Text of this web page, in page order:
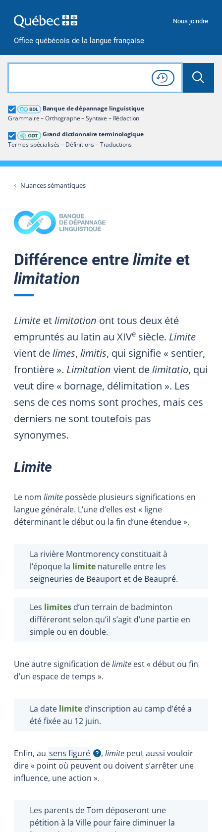
Office québécois de la langue française
Nous joindre
Rechercher dans tout le site
Lancer
Consulter l'
Historique
de recherche
Banque de dépannage linguistique
Grammaire – Orthographe – Syntaxe – Rédaction
Grand dictionnaire terminologique
Termes spécialisés – Définitions – Traductions
Grand dictionnaire terminologique
Restreindre aux termes
Nuances sémantiques
Différence entre limite et
limitation
Limite etlimitation ont tous deux été
empruntés au latin au XIVe siècle. Limite
vient delimes, limitis, qui signifie « sentier,
frontière ». Limitation vient delimitatio, qui
veut dire « bornage, délimitation ». Les
sens de ces noms sont proches, mais ces
derniers ne sont toutefois pas
synonymes.
Limite
Le nom limite possède plusieurs significations en
langue générale. L’une d’elles est « ligne
déterminant le début ou la fin d’une étendue ».
La rivière Montmorency constituait à
l’époque la limite naturelle entre les
seigneuries de Beauport et de Beaupré.
Les limites d’un terrain de badminton
différeront selon qu’il s’agit d’une partie en
simple ou en double.
Une autre signification delimite est « début ou fin
d’un espace de temps ».
La date limite d’inscription au camp d’été a
été fixée au 12 juin.
Enfin, au sens figuré
Afficher l'infobulle
, limite peut aussi vouloir
dire « point où peuvent ou doivent s’arrêter une
influence, une action ».
Les parents de Tom déposeront une
pétition à la Ville pour faire diminuer la